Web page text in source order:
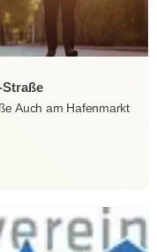
Auch am Hafenmarkt